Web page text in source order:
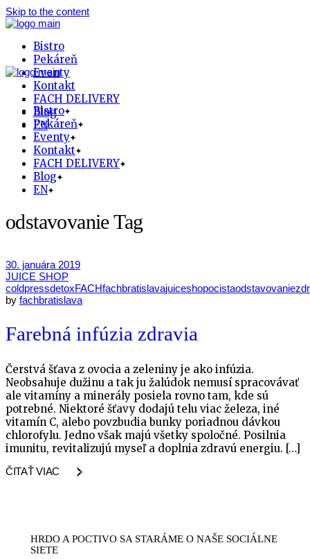
Skip to the content
Bistro
Pekáreň
Eventy
Kontakt
FACH DELIVERY
Blog
EN
Bistro
Pekáreň
Eventy
Kontakt
FACH DELIVERY
Blog
EN
odstavovanie Tag
30. januára 2019
JUICE SHOP
coldpressdetoxFACHfachbratislavajuiceshopocistaodstavovanie
by fachbratislava
Farebná infúzia zdravia
Čerstvá šťava z ovocia a zeleniny je ako infúzia.
Neobsahuje dužinu a tak ju žalúdok nemusí spracovávať
ale vitamíny a minerály posiela rovno tam, kde sú
potrebné. Niektoré šťavy dodajú telu viac železa, iné
vitamín C, alebo povzbudia bunky poriadnou dávkou
chlorofylu. Jedno však majú všetky spoločné. Posilnia
imunitu, revitalizujú myseľ a doplnia zdravú energiu. […]
ČITAŤ VIAC
HRDO A POCTIVO SA STARÁME O NAŠE SOCIÁLNE
SIETE